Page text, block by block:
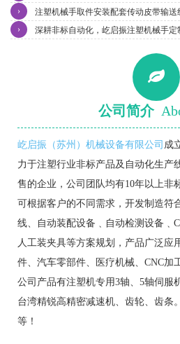
注塑机械手取件安装配套传动皮带输送
›
深耕非标自动化，屹启振注塑机械手定
›
公司简介
屹启振（苏州）机械设备有限公司 成
力于注塑行业非标产品及自动化生产
售的企业，公司团队均有10年以上非
可根据客户的不同需求，开发制造符
线、自动装配设备﹑自动检测设备
人工装夹具等方案规划，产品广泛应
件、汽车零部件、医疗机械、CNC加
公司产品有注塑机专用3轴、5轴伺服
台湾精锐高精密减速机、齿轮、齿条
等！